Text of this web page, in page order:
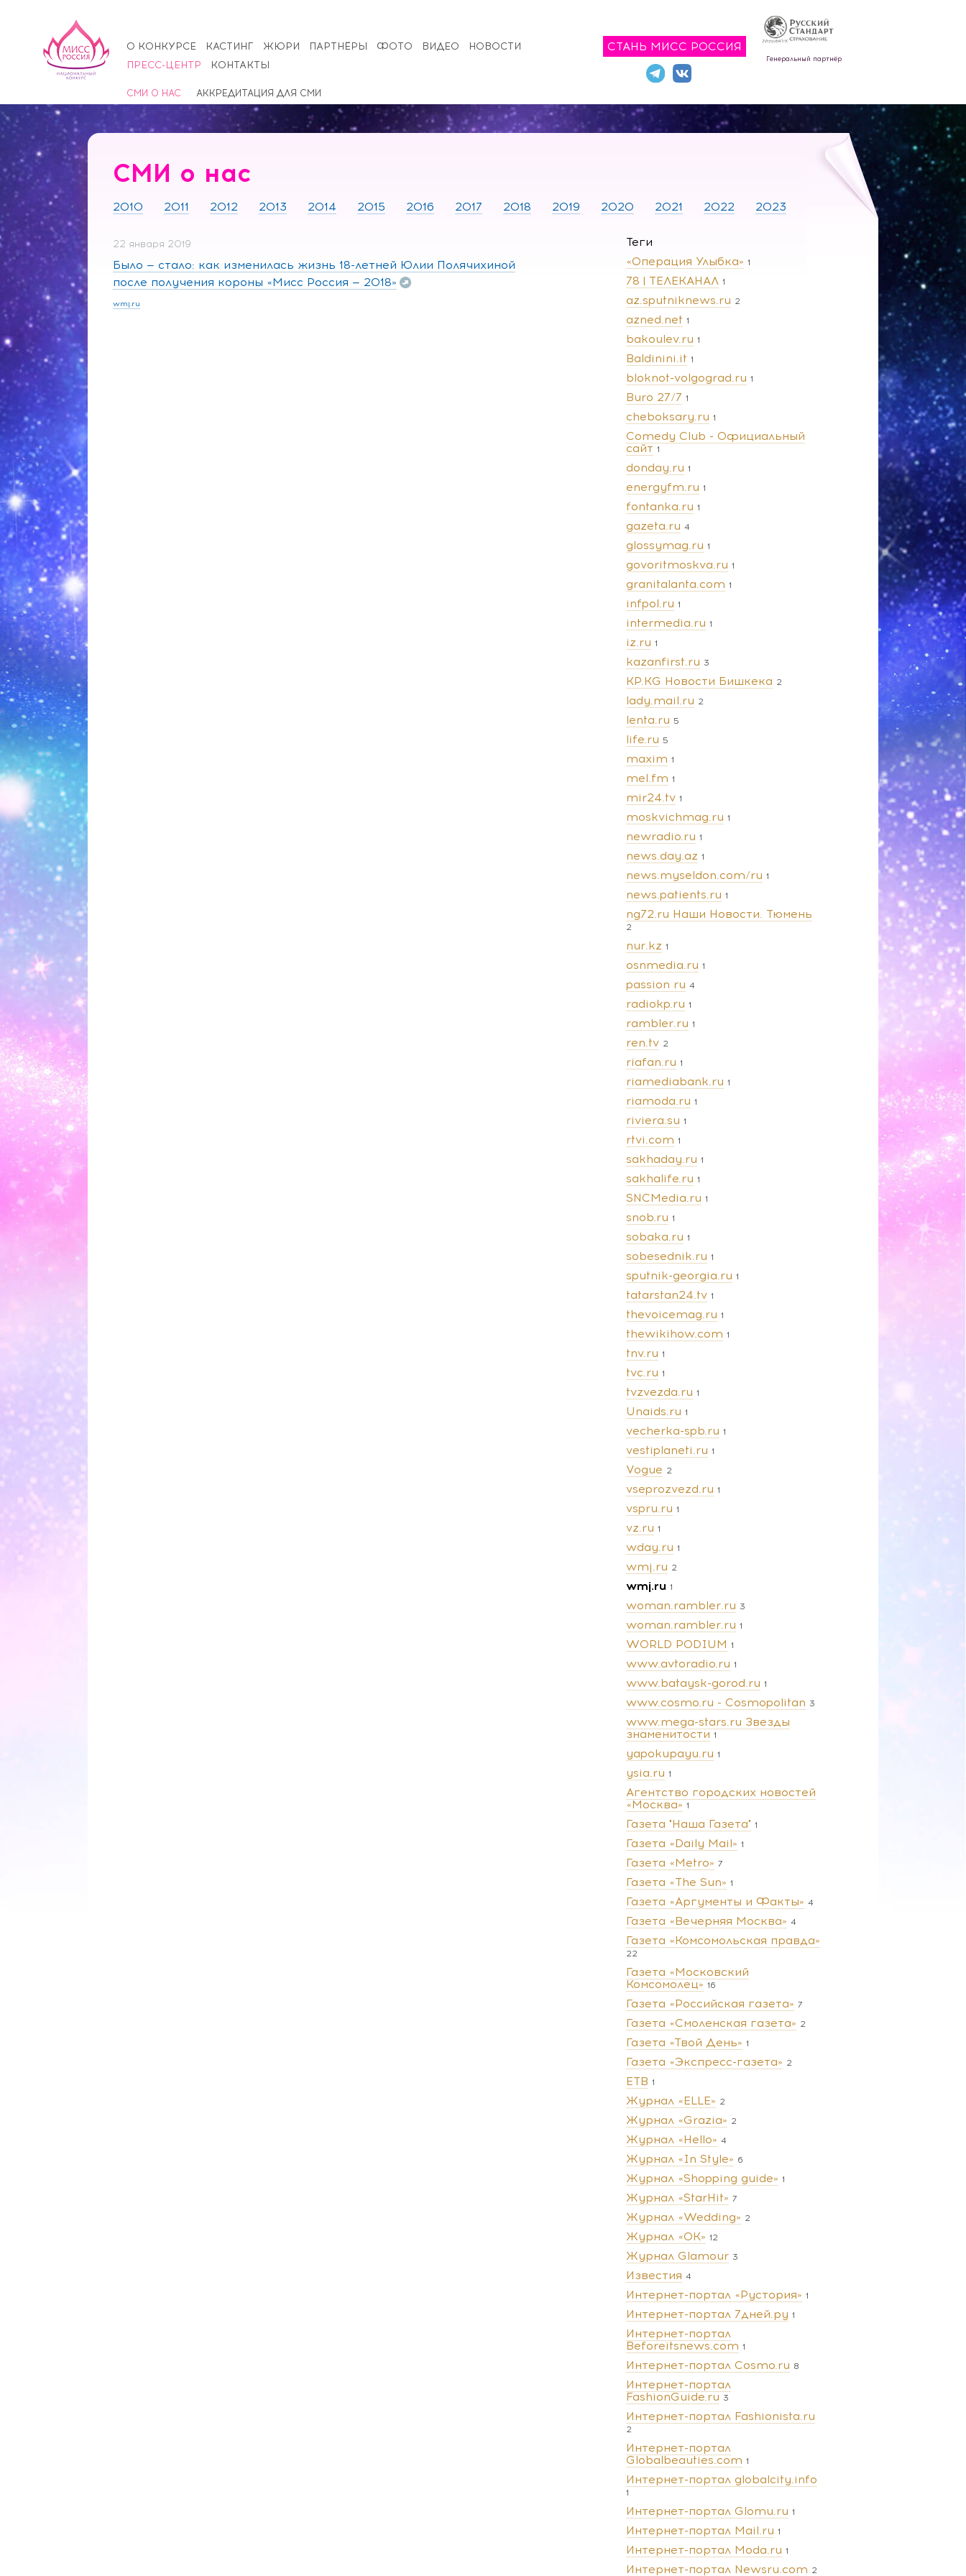
О КОНКУРСЕ КАСТИНГ ЖЮРИ ПАРТНЁРЫ ФОТО ВИДЕО
НОВОСТИ
ПРЕСС-ЦЕНТР
КОНТАКТЫ
СМИ О НАС АККРЕДИТАЦИЯ ДЛЯ СМИ
СТАНЬ МИСС РОССИЯ
Генеральный партнёр
СМИ о нас
2010 2011 2012 2013 2014 2015 2016 2017 2018 2019 2020 2021 2022 2023
22 января 2019
Было — стало: как изменилась жизнь 18-летней Юлии Полячихиной
после получения короны «Мисс Россия — 2018»
wmj.ru
Теги
«Операция Улыбка» 1
78 | ТЕЛЕКАНАЛ 1
az.sputniknews.ru 2
azned.net 1
bakoulev.ru 1
Baldinini.it 1
bloknot-volgograd.ru 1
Buro 27/7 1
cheboksary.ru 1
Comedy Club - Официальный
сайт 1
donday.ru 1
energyfm.ru 1
fontanka.ru 1
gazeta.ru 4
glossymag.ru 1
govoritmoskva.ru 1
granitalanta.com 1
infpol.ru 1
intermedia.ru 1
iz.ru 1
kazanfirst.ru 3
KP.KG Новости Бишкека 2
lady.mail.ru 2
lenta.ru 5
life.ru 5
maxim 1
mel.fm 1
mir24.tv 1
moskvichmag.ru 1
newradio.ru 1
news.day.az 1
news.myseldon.com/ru 1
news.patients.ru 1
ng72.ru Наши Новости. Тюмень
2
nur.kz 1
osnmedia.ru 1
passion ru 4
radiokp.ru 1
rambler.ru 1
ren.tv 2
riafan.ru 1
riamediabank.ru 1
riamoda.ru 1
riviera.su 1
rtvi.com 1
sakhaday.ru 1
sakhalife.ru 1
SNCMedia.ru 1
snob.ru 1
sobaka.ru 1
sobesednik.ru 1
sputnik-georgia.ru 1
tatarstan24.tv 1
thevoicemag.ru 1
thewikihow.com 1
tnv.ru 1
tvc.ru 1
tvzvezda.ru 1
Unaids.ru 1
vecherka-spb.ru 1
vestiplaneti.ru 1
Vogue 2
vseprozvezd.ru 1
vspru.ru 1
vz.ru 1
wday.ru 1
wmj.ru 2
wmj.ru 1
woman.rambler.ru 3
woman.rambler.ru 1
WORLD PODIUM 1
www.avtoradio.ru 1
www.bataysk-gorod.ru 1
www.cosmo.ru - Cosmopolitan 3
www.mega-stars.ru Звезды
знаменитости 1
yapokupayu.ru 1
ysia.ru 1
Агентство городских новостей
«Москва» 1
Газета "Наша Газета" 1
Газета «Daily Mail» 1
Газета «Metro» 7
Газета «The Sun» 1
Газета «Аргументы и Факты» 4
Газета «Вечерняя Москва» 4
Газета «Комсомольская правда»
22
Газета «Московский
Комсомолец» 16
Газета «Российская газета» 7
Газета «Смоленская газета» 2
Газета «Твой День» 1
Газета «Экспресс-газета» 2
ЕТВ 1
Журнал «ELLE» 2
Журнал «Grazia» 2
Журнал «Hello» 4
Журнал «In Style» 6
Журнал «Shopping guide» 1
Журнал «StarHit» 7
Журнал «Wedding» 2
Журнал «ОК» 12
Журнал Glamour 3
Известия 4
Интернет-портал «Рустория» 1
Интернет-портал 7дней.ру 1
Интернет-портал
Beforeitsnews.com 1
Интернет-портал Cosmo.ru 8
Интернет-портал
FashionGuide.ru 3
Интернет-портал Fashionista.ru
2
Интернет-портал
Globalbeauties.com 1
Интернет-портал globalcity.info
1
Интернет-портал Glomu.ru 1
Интернет-портал Mail.ru 1
Интернет-портал Moda.ru 1
Интернет-портал Newsru.com 2